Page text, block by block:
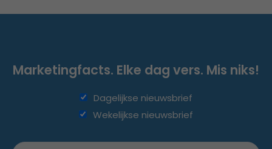
Marketingfacts. Elke dag vers. Mis niks!
Dagelijkse nieuwsbrief
Wekelijkse nieuwsbrief